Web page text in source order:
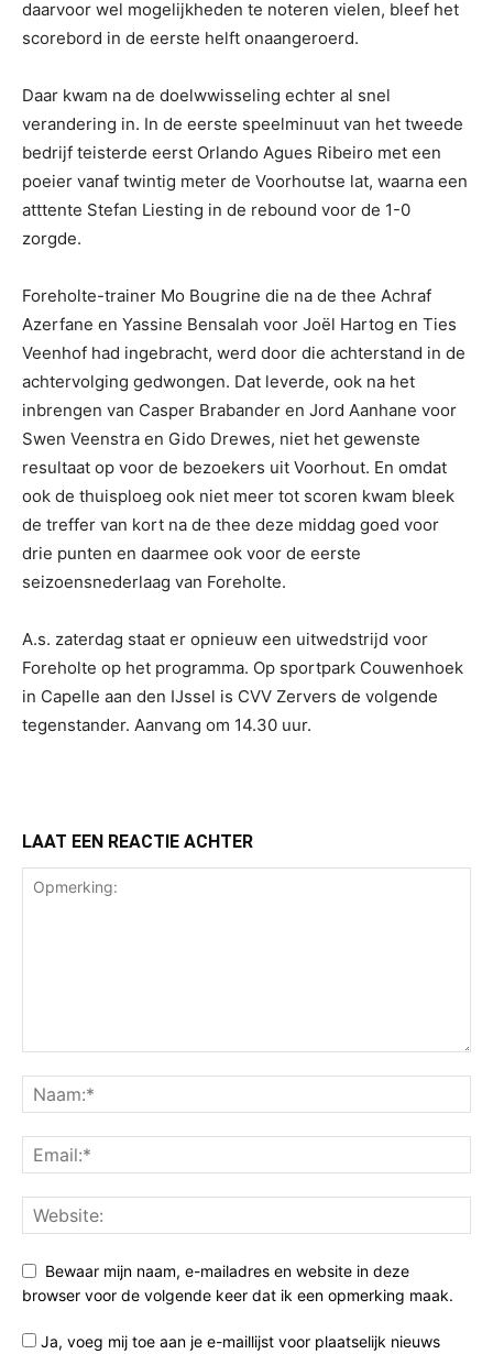
daarvoor wel mogelijkheden te noteren vielen, bleef het
scorebord in de eerste helft onaangeroerd.
Daar kwam na de doelwwisseling echter al snel
verandering in. In de eerste speelminuut van het tweede
bedrijf teisterde eerst Orlando Agues Ribeiro met een
poeier vanaf twintig meter de Voorhoutse lat, waarna een
atttente Stefan Liesting in de rebound voor de 1-0
zorgde.
Foreholte-trainer Mo Bougrine die na de thee Achraf
Azerfane en Yassine Bensalah voor Joël Hartog en Ties
Veenhof had ingebracht, werd door die achterstand in de
achtervolging gedwongen. Dat leverde, ook na het
inbrengen van Casper Brabander en Jord Aanhane voor
Swen Veenstra en Gido Drewes, niet het gewenste
resultaat op voor de bezoekers uit Voorhout. En omdat
ook de thuisploeg ook niet meer tot scoren kwam bleek
de treffer van kort na de thee deze middag goed voor
drie punten en daarmee ook voor de eerste
seizoensnederlaag van Foreholte.
A.s. zaterdag staat er opnieuw een uitwedstrijd voor
Foreholte op het programma. Op sportpark Couwenhoek
in Capelle aan den IJssel is CVV Zervers de volgende
tegenstander. Aanvang om 14.30 uur.
LAAT EEN REACTIE ACHTER
Bewaar mijn naam, e-mailadres en website in deze
browser voor de volgende keer dat ik een opmerking maak.
Ja, voeg mij toe aan je e-maillijst voor plaatselijk nieuws